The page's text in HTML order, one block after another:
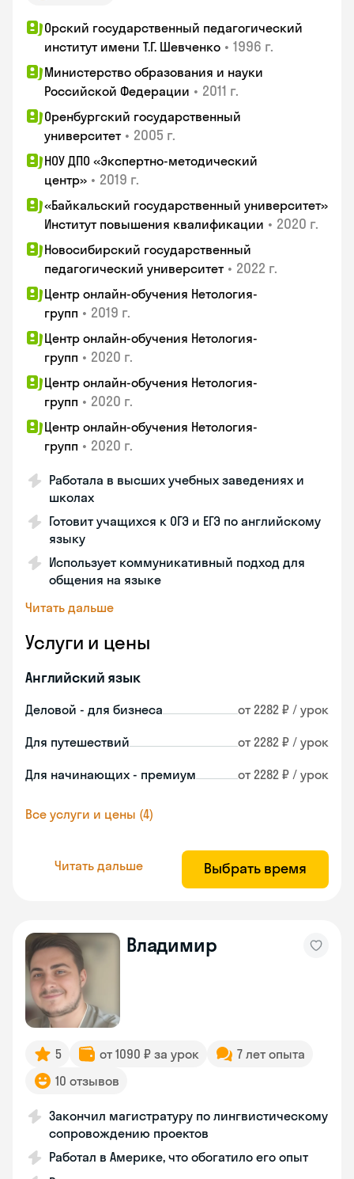
Орский государственный педагогический
институт имени Т.Г. Шевченко • 1996 г.
Министерство образования и науки
Российской Федерации • 2011 г.
Оренбургский государственный
университет • 2005 г.
НОУ ДПО «Экспертно-методический
центр» • 2019 г.
«Байкальский государственный университет»
Институт повышения квалификации • 2020 г.
Новосибирский государственный
педагогический университет • 2022 г.
Центр онлайн-обучения Нетология-
групп • 2019 г.
Центр онлайн-обучения Нетология-
групп • 2020 г.
Центр онлайн-обучения Нетология-
групп • 2020 г.
Центр онлайн-обучения Нетология-
групп • 2020 г.
Работала в высших учебных заведениях и
школах
Готовит учащихся к ОГЭ и ЕГЭ по английскому
языку
Использует коммуникативный подход для
общения на языке
Читать дальше
Услуги и цены
Английский язык
Деловой - для бизнеса от 2282 ₽ / урок
Для путешествий от 2282 ₽ / урок
Для начинающих - премиум от 2282 ₽ / урок
Все услуги и цены (4)
Читать дальше Выбрать время
Владимир
5 от 1090 ₽ за урок
7 лет опыта
10 отзывов
Закончил магистратуру по лингвистическому
сопровождению проектов
Работал в Америке, что обогатило его опыт